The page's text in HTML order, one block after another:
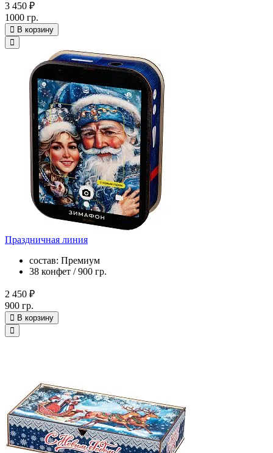
3 450 ₽
1000 гр.
В корзину
Праздничная линия
состав: Премиум
38 конфет / 900 гр.
2 450 ₽
900 гр.
В корзину